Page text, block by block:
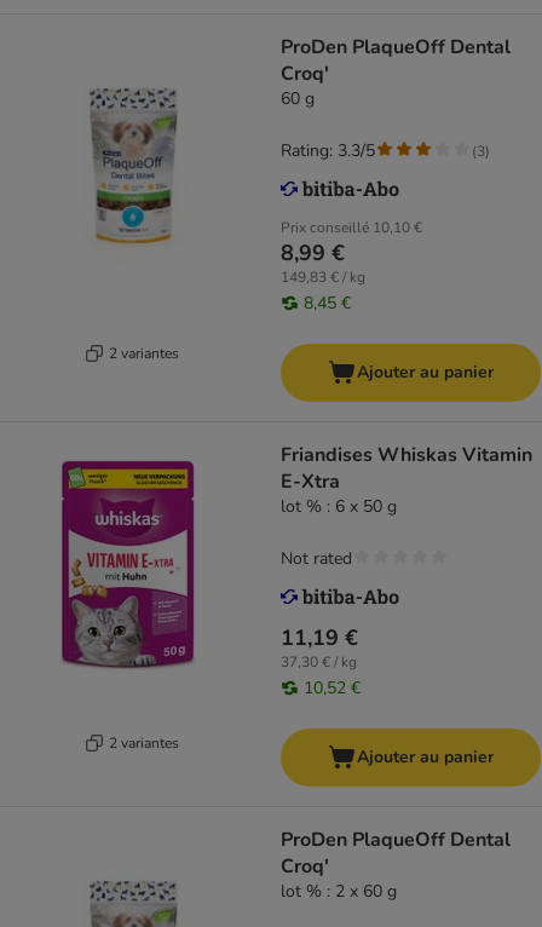
2 variantes
ProDen PlaqueOff Dental
Croq'
60 g
Prix conseillé 10,10 €
8,99 €
149,83 € / kg
8,45 €
Rating: 3.3/5 (3)
Ajouter au panier
2 variantes
Friandises Whiskas Vitamin
E-Xtra
lot % : 6 x 50 g
11,19 €
37,30 € / kg
10,52 €
Not rated
Ajouter au panier
ProDen PlaqueOff Dental
Croq'
lot % : 2 x 60 g